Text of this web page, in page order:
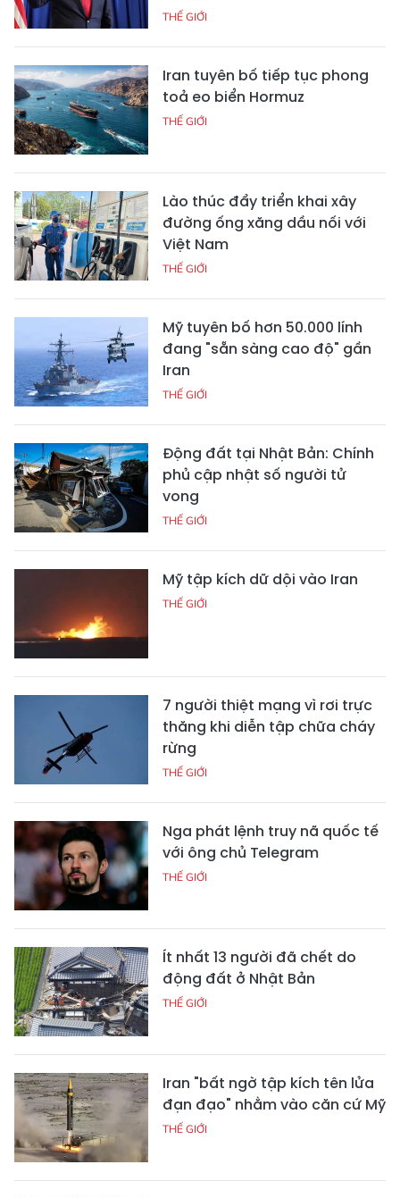
THẾ GIỚI
Iran tuyên bố tiếp tục phong
toả eo biển Hormuz
THẾ GIỚI
Lào thúc đẩy triển khai xây
đường ống xăng dầu nối với
Việt Nam
THẾ GIỚI
Mỹ tuyên bố hơn 50.000 lính
đang "sẵn sàng cao độ" gần
Iran
THẾ GIỚI
Động đất tại Nhật Bản: Chính
phủ cập nhật số người tử
vong
THẾ GIỚI
Mỹ tập kích dữ dội vào Iran
THẾ GIỚI
7 người thiệt mạng vì rơi trực
thăng khi diễn tập chữa cháy
rừng
THẾ GIỚI
Nga phát lệnh truy nã quốc tế
với ông chủ Telegram
THẾ GIỚI
Ít nhất 13 người đã chết do
động đất ở Nhật Bản
THẾ GIỚI
Iran "bất ngờ tập kích tên lửa
đạn đạo" nhằm vào căn cứ Mỹ
THẾ GIỚI